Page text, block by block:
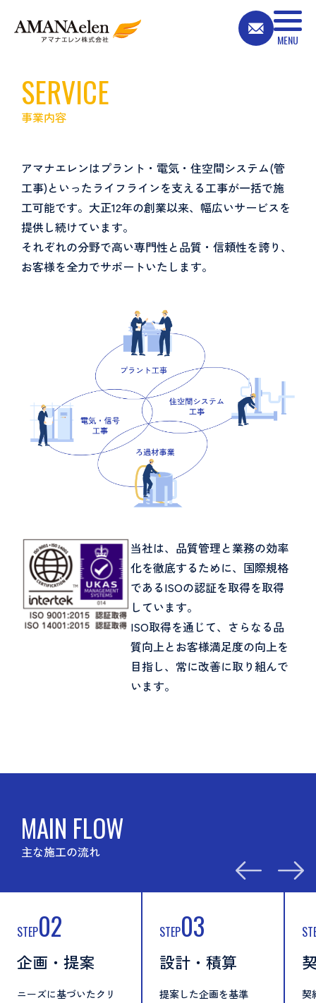
SERVICE
事業内容
アマナエレンはプラント・電気・住空間システム(管
工事)といったライフラインを支える工事が一括で施
工可能です。大正12年の創業以来、幅広いサービスを
提供し続けています。
それぞれの分野で高い専門性と品質・信頼性を誇り、
お客様を全力でサポートいたします。
当社は、品質管理と業務の効率
化を徹底するために、国際規格
であるISOの認証を取得を取得
しています。
ISO取得を通じて、さらなる品
質向上とお客様満足度の向上を
目指し、常に改善に取り組んで
います。
MAIN FLOW
主な施工の流れ
STEP03
設計・積算
提案した企画を基準
STEP04
契約締結
契約内容を詳細に確認
安